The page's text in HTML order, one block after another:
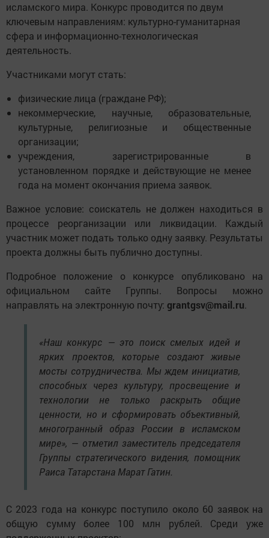
исламского мира. Конкурс проводится по двум
ключевым направлениям: культурно-гуманитарная
сфера и информационно-технологическая
деятельность.
Участниками могут стать:
физические лица (граждане РФ);
некоммерческие, научные, образовательные,
культурные, религиозные и общественные
организации;
учреждения, зарегистрированные в
установленном порядке и действующие не менее
года на момент окончания приема заявок.
Важное условие: соискатель не должен находиться в
процессе реорганизации или ликвидации. Каждый
участник может подать только одну заявку. Результаты
проекта должны быть публично доступны.
Подробное положение о конкурсе опубликовано на
официальном сайте Группы. Вопросы можно
направлять на электронную почту: grantgsv@mail.ru.
«Наш конкурс — это поиск смелых идей и
ярких проектов, которые создают живые
мосты сотрудничества. Мы ждем инициатив,
способных через культуру, просвещение и
технологии не только раскрыть общие
ценности, но и сформировать объективный,
многогранный образ России в исламском
мире», — отметил заместитель председателя
Группы стратегического видения, помощник
Раиса Татарстана Марат Гатин.
С 2023 года на конкурс поступило около 60 заявок на
общую сумму более 100 млн рублей. Среди уже